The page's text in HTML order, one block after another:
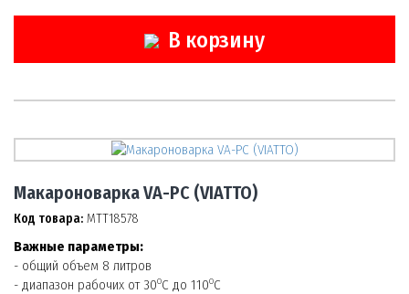
В корзину
Макароноварка VA-PC (VIATTO)
Код товара: МТТ18578
Важные параметры:
- общий объем 8 литров
- диапазон рабочих от 30оС до 110оС